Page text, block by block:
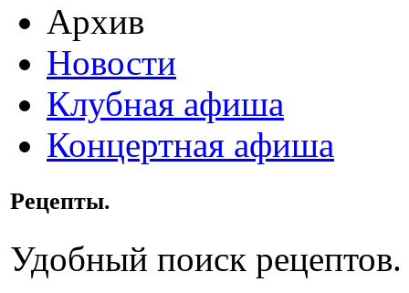
Архив
Новости
Клубная афиша
Концертная афиша
Рецепты.
Удобный поиск рецептов.